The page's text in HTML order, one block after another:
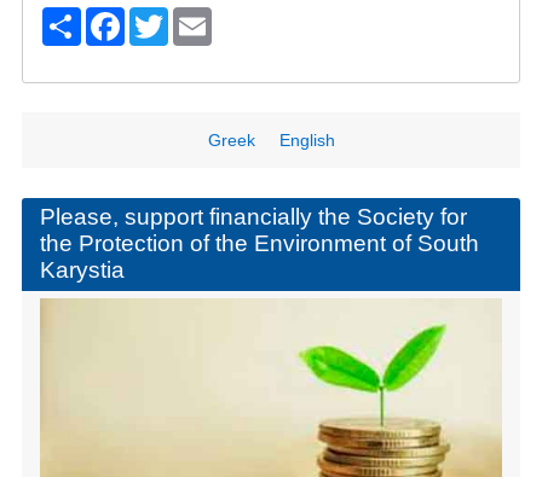
S F
o
o
k
T E
Greek English
Please, support financially the Society for
the Protection of the Environment of South
Karystia